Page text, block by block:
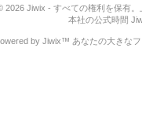
2026 Jiwix - すべての権利を保有
本社の公式時間
by Jiwix™ あなたの大きな